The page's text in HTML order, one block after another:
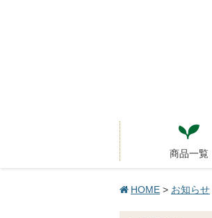
商品一覧
HOME > お知らせ